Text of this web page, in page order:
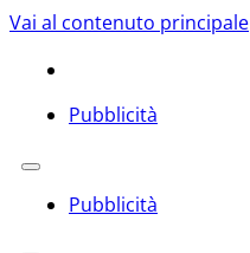
Vai al contenuto principale
Pubblicità
Pubblicità